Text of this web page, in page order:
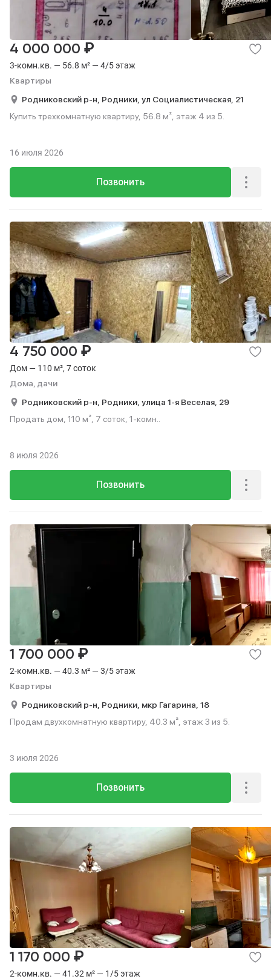
3-комн.кв. — 56.8 м² — 4/5 этаж
Квартиры
4 000 000 ₽
Родниковский р-н, Родники, ул Социалистическая, 21
Купить трехкомнатную квартиру, 56.8 м², этаж 4 из 5.
Позвонить
16 июля 2026
Дом — 110 м², 7 соток
Дома, дачи
4 750 000 ₽
Родниковский р-н, Родники, улица 1-я Веселая, 29
Продать дом, 110 м², 7 соток, 1-комн..
Позвонить
8 июля 2026
2-комн.кв. — 40.3 м² — 3/5 этаж
Квартиры
1 700 000 ₽
Родниковский р-н, Родники, мкр Гагарина, 18
Продам двухкомнатную квартиру, 40.3 м², этаж 3 из 5.
Позвонить
3 июля 2026
2-комн.кв. — 41.32 м² — 1/5 этаж
1 170 000 ₽